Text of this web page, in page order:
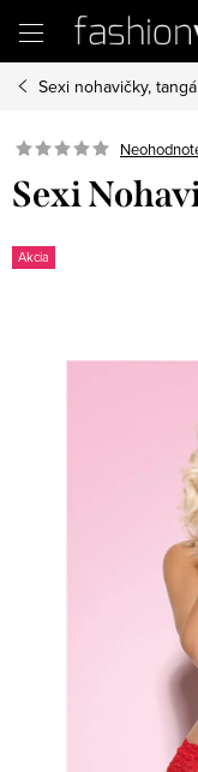
obsah
Sexi nohavičky, tangá
Sexi
Akcia